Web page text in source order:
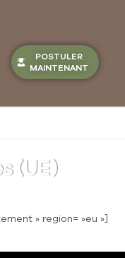
POSTULER
MAINTENANT
(UE)
» region= »eu »]